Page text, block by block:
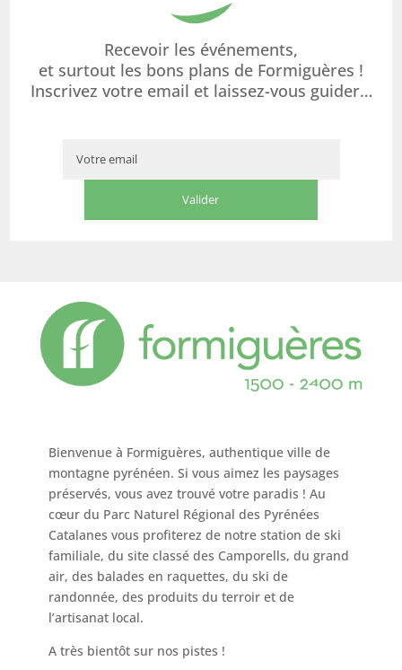
Recevoir les événements,
et surtout les bons plans de Formiguères !
Inscrivez votre email et laissez-vous guider…
Bienvenue à Formiguères, authentique ville de
montagne pyrénéen. Si vous aimez les paysages
préservés, vous avez trouvé votre paradis ! Au
cœur du Parc Naturel Régional des Pyrénées
Catalanes vous profiterez de notre station de ski
familiale, du site classé des Camporells, du grand
air, des balades en raquettes, du ski de
randonnée, des produits du terroir et de
l’artisanat local.
A très bientôt sur nos pistes !